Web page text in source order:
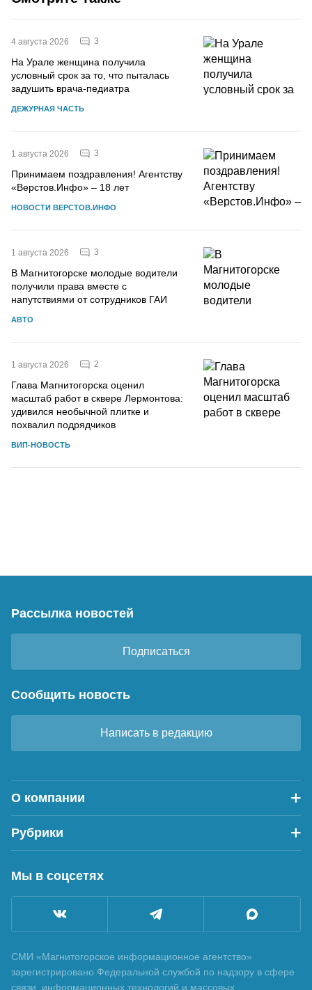
4 августа 2026 3
На Урале женщина получила
условный срок за то, что пыталась
задушить врача-педиатра
ДЕЖУРНАЯ ЧАСТЬ
1 августа 2026 3
Принимаем поздравления! Агентству
«Верстов.Инфо» – 18 лет
НОВОСТИ ВЕРСТОВ.ИНФО
1 августа 2026 3
В Магнитогорске молодые водители
получили права вместе с
напутствиями от сотрудников ГАИ
АВТО
1 августа 2026 2
Глава Магнитогорска оценил
масштаб работ в сквере Лермонтова:
удивился необычной плитке и
похвалил подрядчиков
ВИП-НОВОСТЬ
Рассылка новостей
Подписаться
Сообщить новость
Написать в редакцию
О компании
Рубрики
Мы в соцсетях
СМИ «Магнитогорское информационное агентство»
зарегистрировано Федеральной службой по надзору в сфере
связи, информационных технологий и массовых